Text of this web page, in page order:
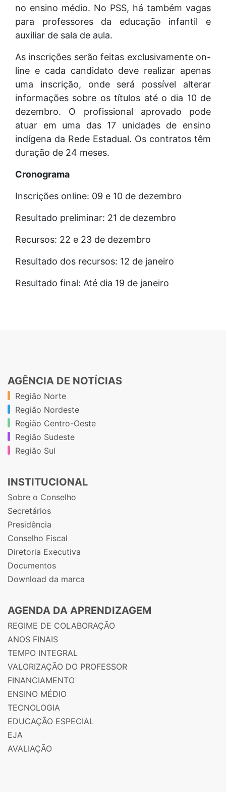
no ensino médio. No PSS, há também vagas
para professores da educação infantil e
auxiliar de sala de aula.
As inscrições serão feitas exclusivamente on-
line e cada candidato deve realizar apenas
uma inscrição, onde será possível alterar
informações sobre os títulos até o dia 10 de
dezembro. O profissional aprovado pode
atuar em uma das 17 unidades de ensino
indígena da Rede Estadual. Os contratos têm
duração de 24 meses.
Cronograma
Inscrições online: 09 e 10 de dezembro
Resultado preliminar: 21 de dezembro
Recursos: 22 e 23 de dezembro
Resultado dos recursos: 12 de janeiro
Resultado final: Até dia 19 de janeiro
AGÊNCIA DE NOTÍCIAS
Região Norte
Região Nordeste
Região Centro-Oeste
Região Sudeste
Região Sul
INSTITUCIONAL
Sobre o Conselho
Secretários
Presidência
Conselho Fiscal
Diretoria Executiva
Documentos
Download da marca
AGENDA DA APRENDIZAGEM
REGIME DE COLABORAÇÃO
ANOS FINAIS
TEMPO INTEGRAL
VALORIZAÇÃO DO PROFESSOR
FINANCIAMENTO
ENSINO MÉDIO
TECNOLOGIA
EDUCAÇÃO ESPECIAL
EJA
AVALIAÇÃO